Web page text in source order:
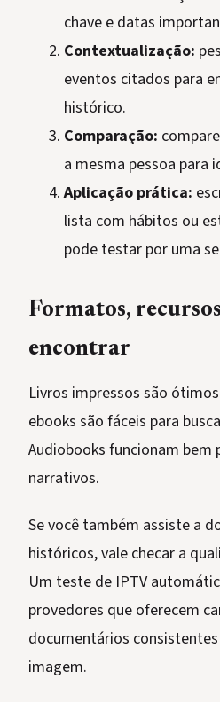
chave e datas
Contextualização:
eventos citados para
histórico.
Comparação:
a mesma pessoa para
Aplicação prática:
lista com hábitos ou
pode testar por uma
Formatos,
encontrar
Livros impressos são
ebooks são fáceis para
Audiobooks funcionam bem
narrativos.
Se você também assiste a
históricos, vale checar a
Um teste de IPTV
provedores que oferecem
documentários
imagem.